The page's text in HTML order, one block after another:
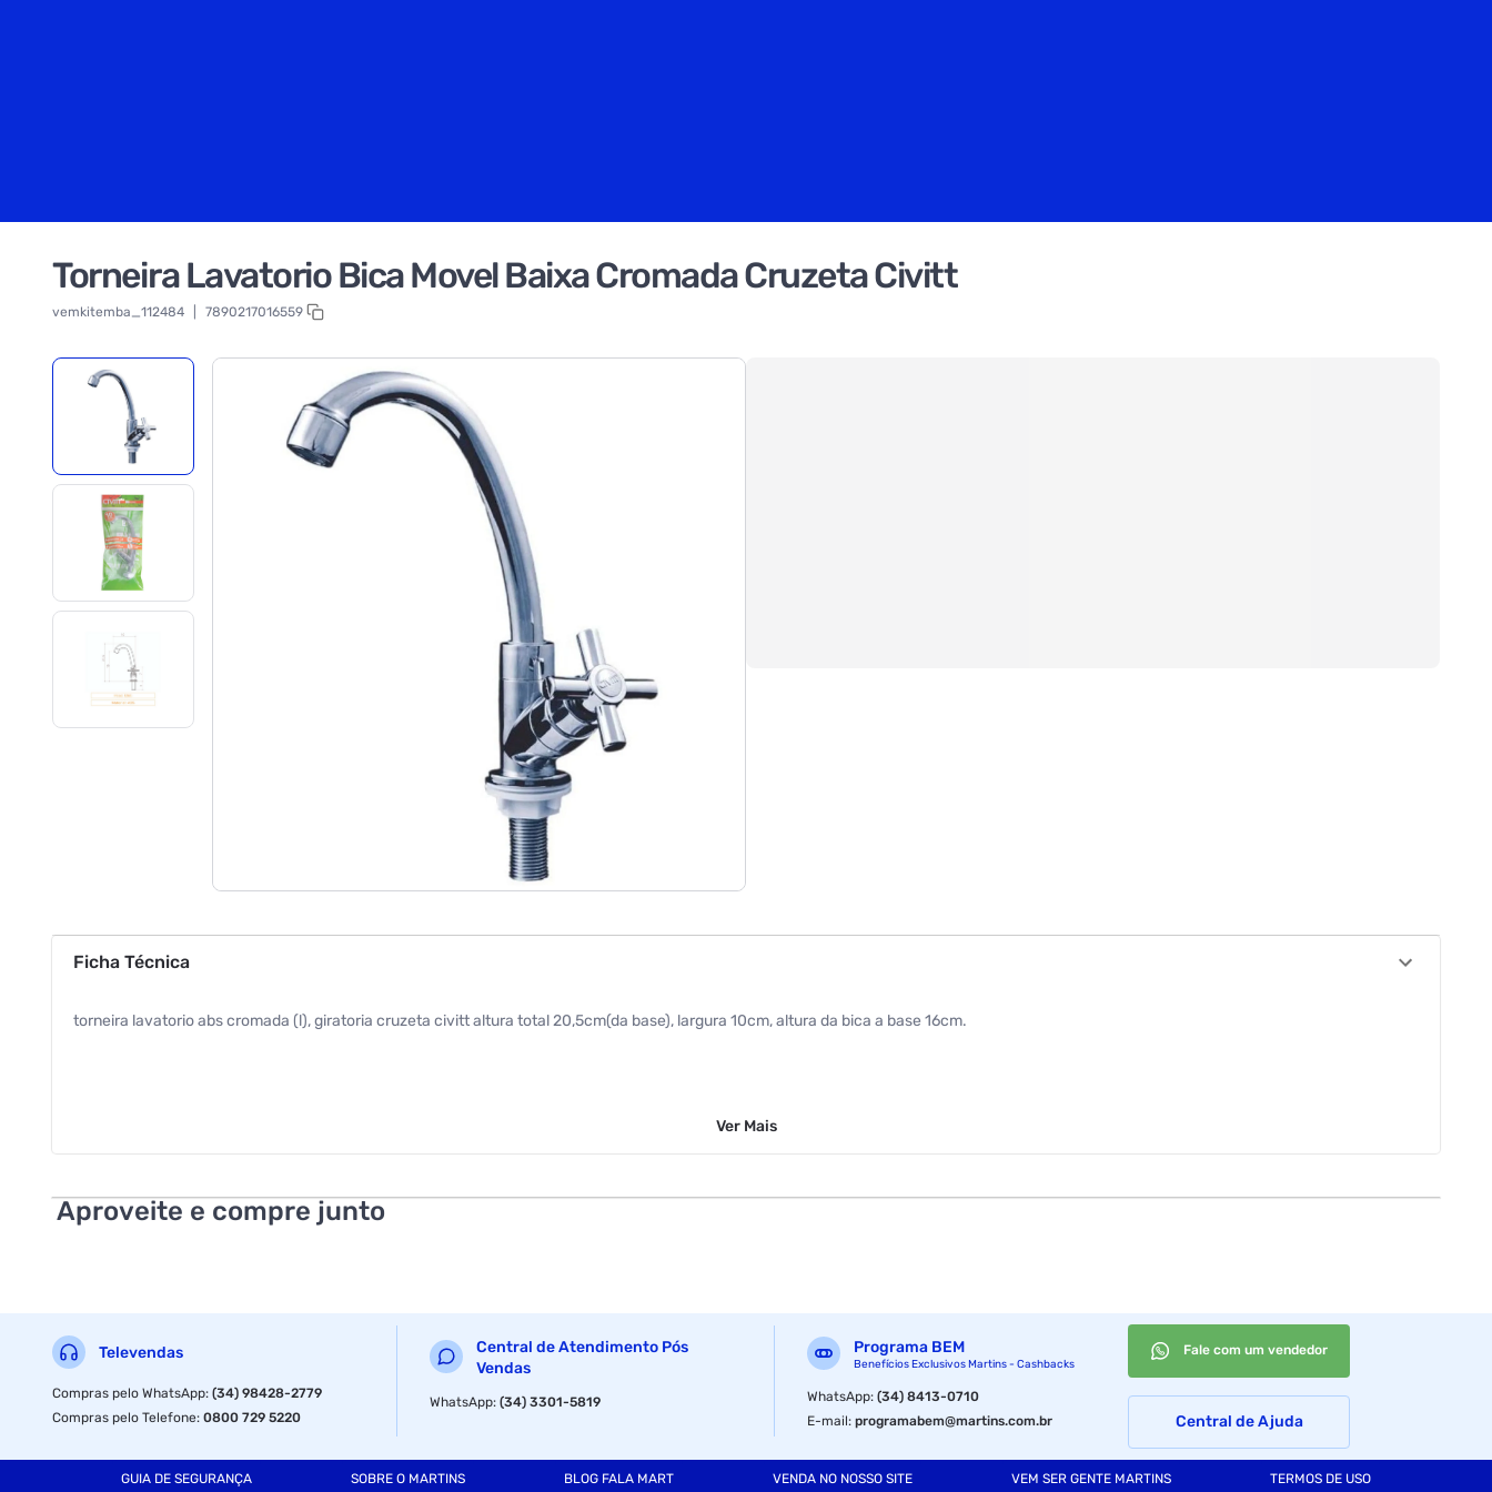
Torneira Lavatorio Bica Movel Baixa Cromada Cruzeta Civitt
vemkitemba_112484 7890217016559
Ficha Técnica
torneira lavatorio abs cromada (l), giratoria cruzeta civitt altura total 20,5cm(da base), largura 10cm, altura da bica a base 16cm.
Ver Mais
Aproveite e compre junto
Televendas
Compras pelo WhatsApp:(34) 98428-2779
Compras pelo Telefone:0800 729 5220
Central de Atendimento Pós
Vendas
WhatsApp:(34) 3301-5819
Programa BEM
Benefícios Exclusivos Martins - Cashbacks
WhatsApp:(34) 8413-0710
E-mail:programabem@martins.com.br
Fale com um vendedor
Central de Ajuda
GUIA DE SEGURANÇA SOBRE O MARTINS BLOG FALA MART VENDA NO NOSSO SITE VEM SER GENTE MARTINS TERMOS DE USO